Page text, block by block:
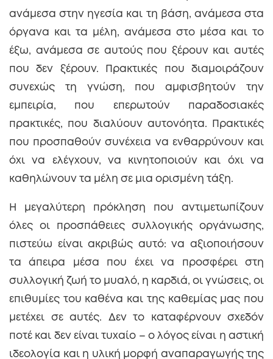
ανάμεσα στην ηγεσία και τη βάση, ανάμεσα στα
όργανα και τα μέλη, ανάμεσα στο μέσα και το
έξω, ανάμεσα σε αυτούς που ξέρουν και αυτές
που δεν ξέρουν. Πρακτικές που διαμοιράζουν
συνεχώς τη γνώση, που αμφισβητούν την
εμπειρία, που επερωτούν παραδοσιακές
πρακτικές, που διαλύουν αυτονόητα. Πρακτικές
που προσπαθούν συνέχεια να ενθαρρύνουν και
όχι να ελέγχουν, να κινητοποιούν και όχι να
καθηλώνουν τα μέλη σε μια ορισμένη τάξη.
Η μεγαλύτερη πρόκληση που αντιμετωπίζουν
όλες οι προσπάθειες συλλογικής οργάνωσης,
πιστεύω είναι ακριβώς αυτό: να αξιοποιήσουν
τα άπειρα μέσα που έχει να προσφέρει στη
συλλογική ζωή το μυαλό, η καρδιά, οι γνώσεις, οι
επιθυμίες του καθένα και της καθεμίας μας που
μετέχει σε αυτές. Δεν το καταφέρνουν σχεδόν
ποτέ και δεν είναι τυχαίο – ο λόγος είναι η αστική
ιδεολογία και η υλική μορφή αναπαραγωγής της